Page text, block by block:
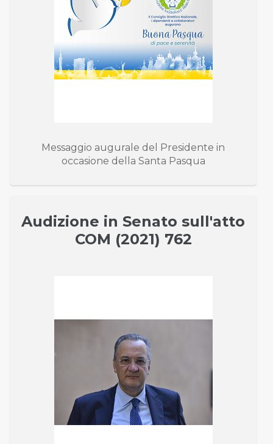
Messaggio augurale del Presidente in
occasione della Santa Pasqua
Audizione in Senato sull'atto
COM (2021) 762